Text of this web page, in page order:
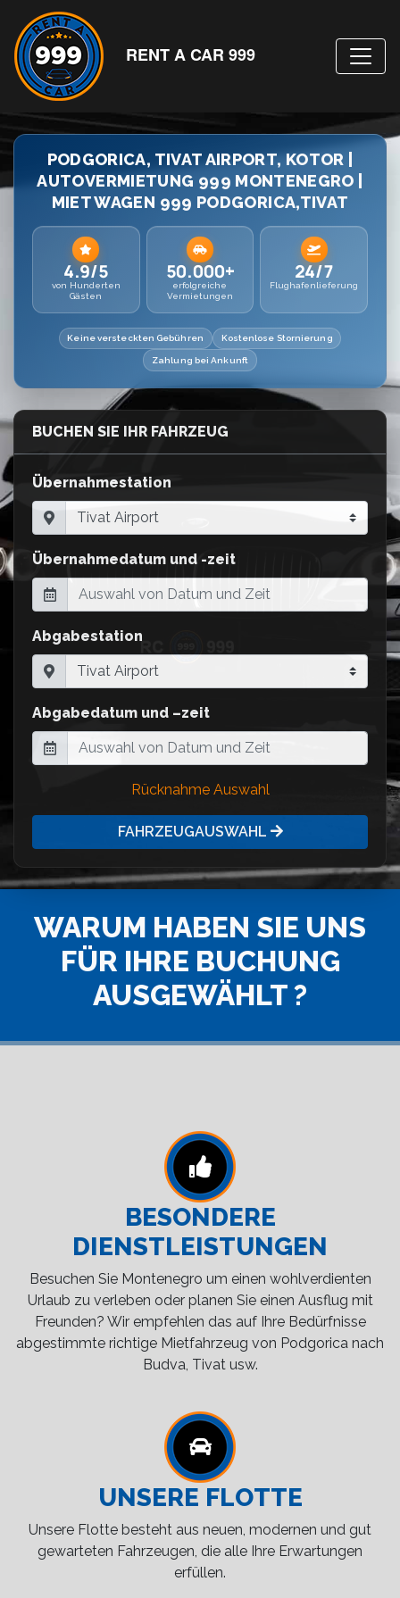
RENT A CAR 999
PODGORICA, TIVAT AIRPORT, KOTOR |
AUTOVERMIETUNG 999 MONTENEGRO |
MIET WAGEN 999 PODGORICA,TIVAT
4.9/5
von Hunderten
Gästen
50.000+
erfolgreiche
Vermietungen
24/7
Flughafenlieferung
Keine versteckten Gebühren Kostenlose Stornierung
Zahlung bei Ankunft
BUCHEN SIE IHR FAHRZEUG
Übernahmestation
Übernahmedatum und -zeit
Abgabestation
Abgabedatum und –zeit
Rücknahme Auswahl
FAHRZEUGAUSWAHL
WARUM HABEN SIE UNS
FÜR IHRE BUCHUNG
AUSGEWÄHLT ?
BESONDERE
DIENSTLEISTUNGEN
Besuchen Sie Montenegro um einen wohlverdienten
Urlaub zu verleben oder planen Sie einen Ausflug mit
Freunden? Wir empfehlen das auf Ihre Bedürfnisse
abgestimmte richtige Mietfahrzeug von Podgorica nach
Budva, Tivat usw.
UNSERE FLOTTE
Unsere Flotte besteht aus neuen, modernen und gut
gewarteten Fahrzeugen, die alle Ihre Erwartungen
erfüllen.